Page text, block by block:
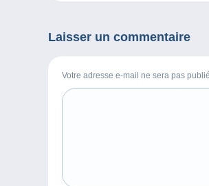
Laisser un commentaire
Votre adresse e-mail ne sera pas